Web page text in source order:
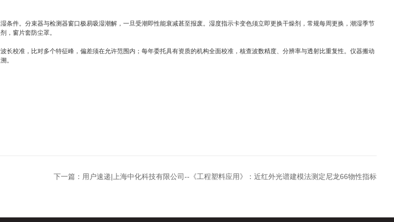
。分束器与检测器窗口极易吸湿潮解，一旦受潮即性能衰减甚至报废。湿度指示卡变色须立即更换干燥剂，常规每周更换，潮湿季节
，窗片套防尘罩。
准，比对多个特征峰，偏差须在允许范围内；每年委托具有资质的机构全面校准，核查波数精度、分辨率与透射比重复性。仪器搬动
。
下一篇： 用户速递|上海中化科技有限公司--《工程塑料应用》：近红外光谱建模法测定尼龙66物性指标